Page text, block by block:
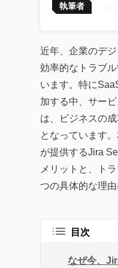
執筆者
ト
ー
ン
供
決
近年、企業のデジ
効率的なトラブ
います。特に
加する中、サー
は、ビジネスの
となっています
が提供するJira
メリットと、ト
つの具体的な理由
目次
なぜ今、